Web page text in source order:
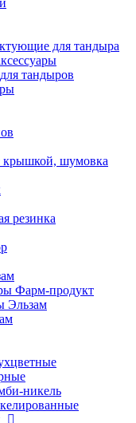
для тандыра
тандыров
крышкой, шумовка
резинка
Фарм-продукт
Эльзам
никель